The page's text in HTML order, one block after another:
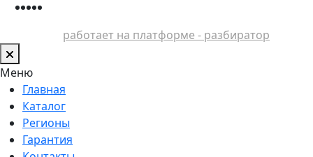
работает на платформе - разбиратор
Меню
Главная
Каталог
Регионы
Гарантия